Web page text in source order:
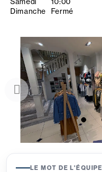
Dimanche
Fermé
LE MOT DE L'ÉQUIPE